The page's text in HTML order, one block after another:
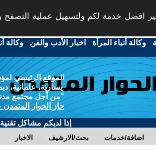
افضل خدمة لكم ولتسهيل عملية التصفح
-وكالة أنباء المرأة - اخبار الأدب والفن -وكالة
الموقع الرئيسي
يسارية، علمانية،
"من أجل مجتمع
حاز الحوار
إذا لديكم مشاكل
الاخبار بحث/الارشيف اضافة/خدمات